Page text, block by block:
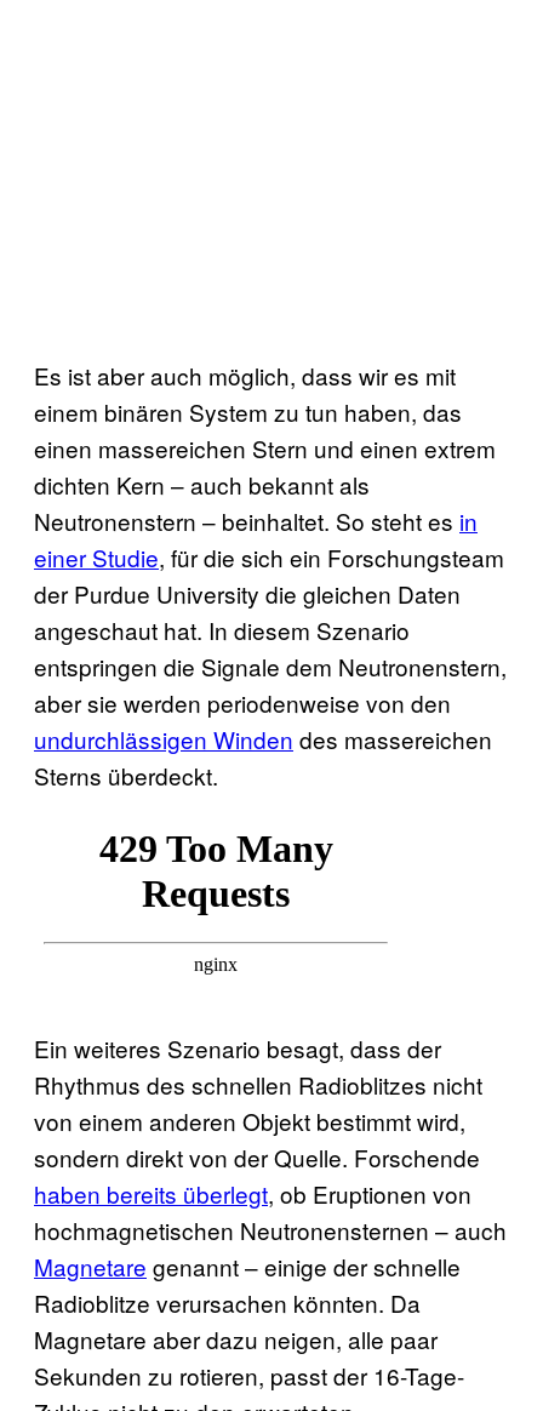
Es ist aber auch möglich, dass wir es mit
einem binären System zu tun haben, das
einen massereichen Stern und einen extrem
dichten Kern – auch bekannt als
Neutronenstern – beinhaltet. So steht es in
einer Studie, für die sich ein Forschungsteam
der Purdue University die gleichen Daten
angeschaut hat. In diesem Szenario
entspringen die Signale dem Neutronenstern,
aber sie werden periodenweise von den
undurchlässigen Winden des massereichen
Sterns überdeckt.
Ein weiteres Szenario besagt, dass der
Rhythmus des schnellen Radioblitzes nicht
von einem anderen Objekt bestimmt wird,
sondern direkt von der Quelle. Forschende
haben bereits überlegt, ob Eruptionen von
hochmagnetischen Neutronensternen – auch
Magnetare genannt – einige der schnelle
Radioblitze verursachen könnten. Da
Magnetare aber dazu neigen, alle paar
Sekunden zu rotieren, passt der 16-Tage-